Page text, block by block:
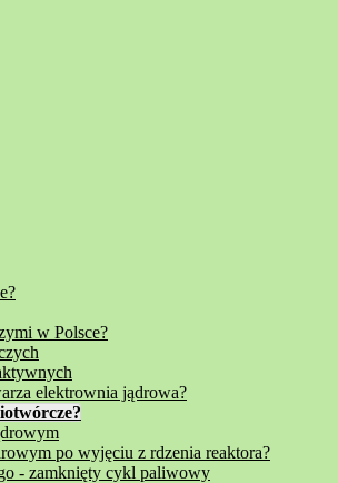
w Polsce?
elektrownia jądrowa?
po wyjęciu z rdzenia reaktora?
- zamknięty cykl paliwowy